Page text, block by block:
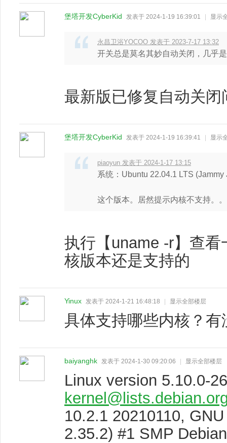
堡塔开发CyberKid 发表于 2024-1-19 16:39:01 显示
永昌卫浴YOCOO 发表于 2023-7-17 13:32
开关总是莫名其妙自动关闭，几乎
最新版已修复自动关闭
堡塔开发CyberKid 发表于 2024-1-19 16:39:41 显示
piaoyun 发表于 2024-1-17 13:15
系统：Ubuntu 22.04.1 LTS
这个版本。居然提示内核不支持。
执行【uname -r】查
核版本还是支持的
Yinux 发表于 2024-1-21 16:48:18 显示全部楼层
具体支持哪些内核？
baiyanghk 发表于 2024-1-30 09:20:06 显示全部楼层
Linux version 5.10.0-
10.2.1 20210110,
2.35.2) #1 SMP